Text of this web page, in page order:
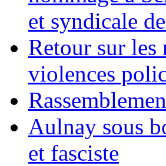
et syndicale
Retour sur les
violences
Aulnay sous
et fasciste